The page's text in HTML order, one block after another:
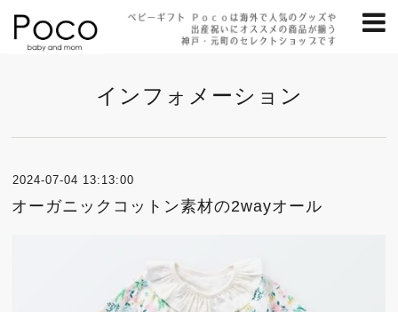
インフォメーション
2024-07-04 13:13:00
オーガニックコットン素材の2wayオール